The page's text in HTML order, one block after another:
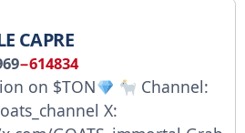
CAPRE
−614834
on $TON
Channel:
X: